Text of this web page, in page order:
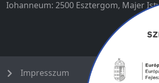
Iohanneum: 2500 Esztergom, Majer
Impresszum